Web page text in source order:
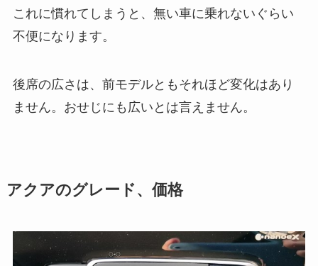
これに慣れてしまうと、無い車に乗れないぐらい
不便になります。
後席の広さは、前モデルともそれほど変化はあり
ません。おせじにも広いとは言えません。
アクアのグレード、価格